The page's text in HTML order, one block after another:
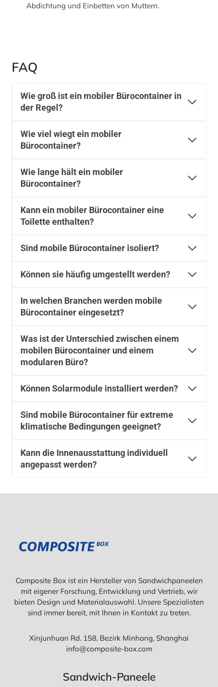
Abdichtung und Einbetten von Muttern.
FAQ
Wie groß ist ein mobiler Bürocontainer in
der Regel?
Wie viel wiegt ein mobiler
Bürocontainer?
Wie lange hält ein mobiler
Bürocontainer?
Kann ein mobiler Bürocontainer eine
Toilette enthalten?
Sind mobile Bürocontainer isoliert?
Können sie häufig umgestellt werden?
In welchen Branchen werden mobile
Bürocontainer eingesetzt?
Was ist der Unterschied zwischen einem
mobilen Bürocontainer und einem
modularen Büro?
Können Solarmodule installiert werden?
Sind mobile Bürocontainer für extreme
klimatische Bedingungen geeignet?
Kann die Innenausstattung individuell
angepasst werden?
Composite Box ist ein Hersteller von Sandwichpaneelen
mit eigener Forschung, Entwicklung und Vertrieb, wir
bieten Design und Materialauswahl. Unsere Spezialisten
sind immer bereit, mit Ihnen in Kontakt zu treten.
Xinjunhuan Rd. 158, Bezirk Minhang, Shanghai
info@composite-box.com
Sandwich-Paneele